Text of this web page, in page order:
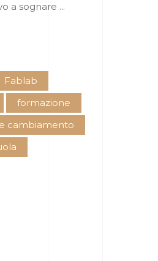
a sognare
Fablab
formazione
cambiamento